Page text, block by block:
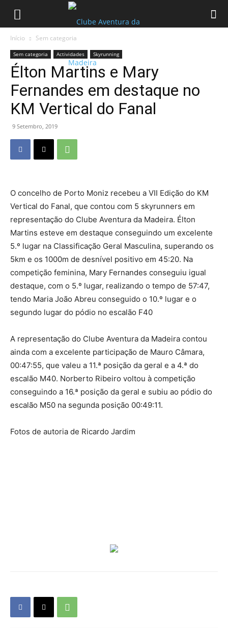
Início Sem categoria
Sem categoria Actividades Skyrunning
Élton Martins e Mary
Fernandes em destaque no
KM Vertical do Fanal
9 Setembro, 2019
O concelho de Porto Moniz recebeu a VII Edição do KM
Vertical do Fanal, que contou com 5 skyrunners em
representação do Clube Aventura da Madeira. Élton
Martins esteve em destaque conseguindo um excelente
5.º lugar na Classificação Geral Masculina, superando os
5km e os 1000m de desnível positivo em 45:20. Na
competição feminina, Mary Fernandes conseguiu igual
destaque, com o 5.º lugar, realizando o tempo de 57:47,
tendo Maria João Abreu conseguido o 10.º lugar e o
segundo lugar do pódio no escalão F40
A representação do Clube Aventura da Madeira contou
ainda com a excelente participação de Mauro Câmara,
00:47:55, que valeu a 11.ª posição da geral e a 4.ª do
escalão M40. Norberto Ribeiro voltou à competição
conseguindo a 16.ª posição da geral e subiu ao pódio do
escalão M50 na segunda posição 00:49:11.
Fotos de autoria de Ricardo Jardim